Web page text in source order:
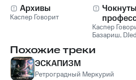
Архивы
Каспер Говорит
Каспер
Базариш,
Похожие треки
ЭСКАПИЗМ
Ретроградный Меркурий